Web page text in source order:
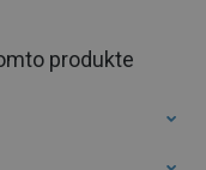
produkte